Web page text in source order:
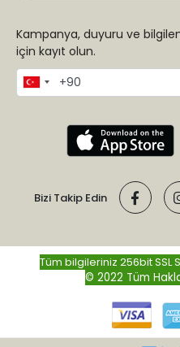
Kampanya, duyuru ve
için kayıt olun.
Bizi Takip Edin
Tüm bilgileriniz 256bit SSL
© 2022 Tüm